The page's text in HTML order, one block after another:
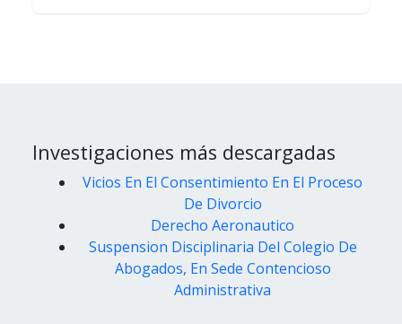
Investigaciones más descargadas
Vicios En El Consentimiento En El Proceso
De Divorcio
Derecho Aeronautico
Suspension Disciplinaria Del Colegio De
Abogados, En Sede Contencioso
Administrativa